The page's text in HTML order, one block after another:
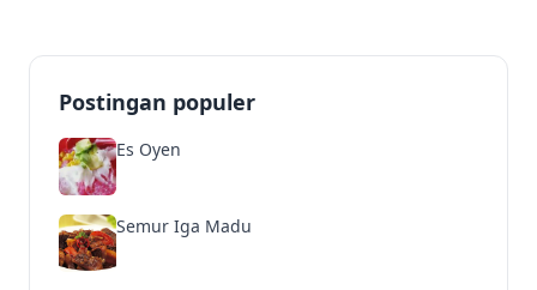
Postingan populer
Es Oyen
Semur Iga Madu